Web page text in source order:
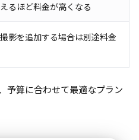
るほど料金が高くなる
影を追加する場合は別途料金
予算に合わせて最適なプラン